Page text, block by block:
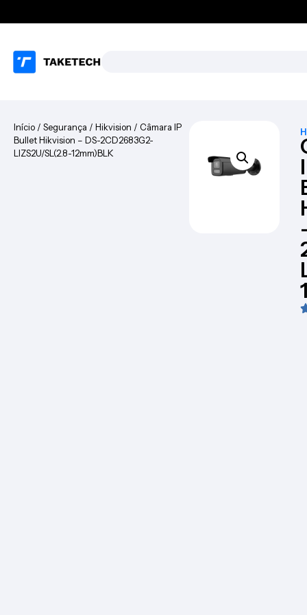
Início / Segurança / Hikvision / Câmara IP
Bullet Hikvision – DS-2CD2683G2-
LIZS2U/SL(2.8-12mm)BLK